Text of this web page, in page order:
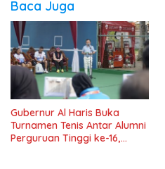
Baca Juga
Gubernur Al Haris Buka
Turnamen Tenis Antar Alumni
Perguruan Tinggi ke-16,